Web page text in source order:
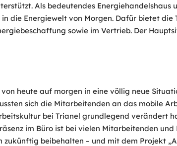
Als bedeutendes
die Energiewelt von Morgen. Dafür bietet
sowie im Vertrieb. Der
heute auf morgen in eine völlig neue
sich die Mitarbeitenden an das mobile
bei Trianel grundlegend verändert
im Büro ist bei vielen Mitarbeitenden
beibehalten – und mit dem Projekt